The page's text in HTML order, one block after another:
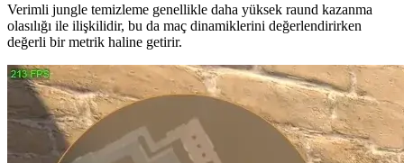
Verimli jungle temizleme genellikle daha yüksek raund kazanma
olasılığı ile ilişkilidir, bu da maç dinamiklerini değerlendirirken
değerli bir metrik haline getirir.